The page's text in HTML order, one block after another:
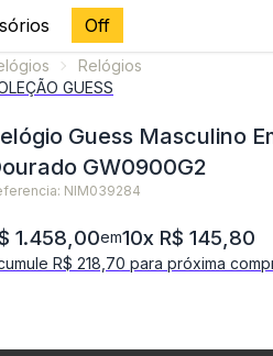
Off
Relógios
GUESS
Guess Masculino
GW0900G2
NIM039284
1.458,00em10x R$ 145,80
R$ 218,70 para próxima